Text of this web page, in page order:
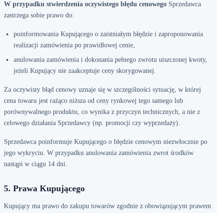
W przypadku stwierdzenia oczywistego błędu cenowego Sprzedawca
zastrzega sobie prawo do:
poinformowania Kupującego o zaistniałym błędzie i zaproponowania
realizacji zamówienia po prawidłowej cenie,
anulowania zamówienia i dokonania pełnego zwrotu uiszczonej kwoty,
jeżeli Kupujący nie zaakceptuje ceny skorygowanej.
Za oczywisty błąd cenowy uznaje się w szczególności sytuację, w której
cena towaru jest rażąco niższa od ceny rynkowej tego samego lub
porównywalnego produktu, co wynika z przyczyn technicznych, a nie z
celowego działania Sprzedawcy (np. promocji czy wyprzedaży).
Sprzedawca poinformuje Kupującego o błędzie cenowym niezwłocznie po
jego wykryciu. W przypadku anulowania zamówienia zwrot środków
nastąpi w ciągu 14 dni.
5. Prawa Kupującego
Kupujący ma prawo do zakupu towarów zgodnie z obowiązującym prawem